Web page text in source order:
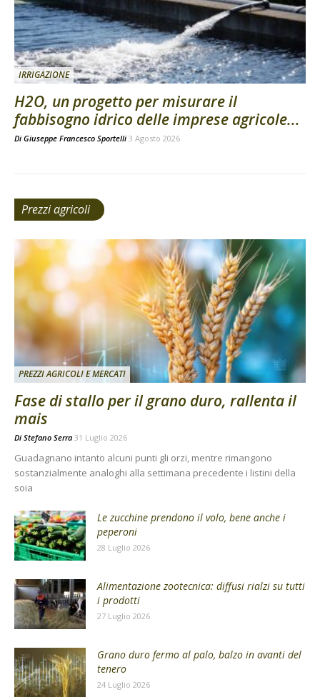
IRRIGAZIONE
H2O, un progetto per misurare il
fabbisogno idrico delle imprese agricole...
Di Giuseppe Francesco Sportelli 3 Agosto 2026
Prezzi agricoli
PREZZI AGRICOLI E MERCATI
Fase di stallo per il grano duro, rallenta il
mais
Di Stefano Serra 31 Luglio 2026
Guadagnano intanto alcuni punti gli orzi, mentre rimangono
sostanzialmente analoghi alla settimana precedente i listini della
soia
Le zucchine prendono il volo, bene anche i
peperoni
28 Luglio 2026
Alimentazione zootecnica: diffusi rialzi su tutti
i prodotti
27 Luglio 2026
Grano duro fermo al palo, balzo in avanti del
tenero
24 Luglio 2026